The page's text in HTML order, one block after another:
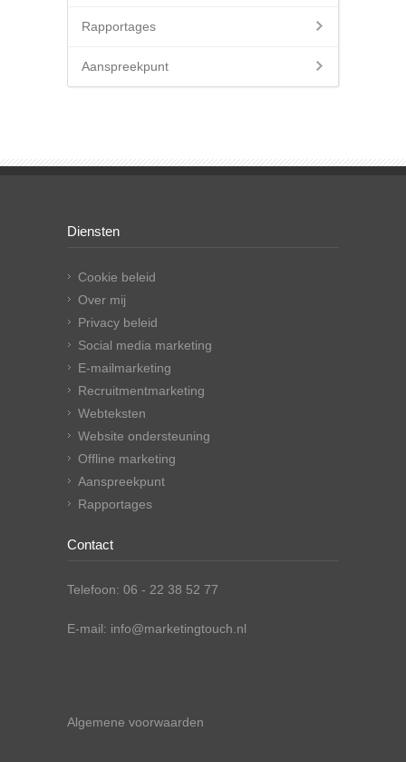
Rapportages
Aanspreekpunt
Diensten
Cookie beleid
Over mij
Privacy beleid
Social media marketing
E-mailmarketing
Recruitmentmarketing
Webteksten
Website ondersteuning
Offline marketing
Aanspreekpunt
Rapportages
Contact
Telefoon: 06 - 22 38 52 77
E-mail: info@marketingtouch.nl
Algemene voorwaarden